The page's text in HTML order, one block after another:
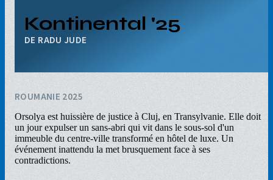
Kontinental '25
RADU JUDE
ROUMANIE 2025
Orsolya est huissière de justice à Cluj, en Transylvanie. Elle doit
un jour expulser un sans-abri qui vit dans le sous-sol d'un
immeuble du centre-ville transformé en hôtel de luxe. Un
événement inattendu la met brusquement face à ses
contradictions.